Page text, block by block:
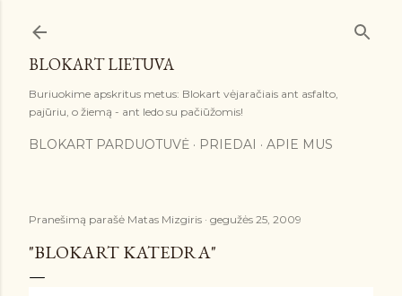
BLOKART LIETUVA
Buriuokime apskritus metus: Blokart vėjaračiais ant asfalto,
pajūriu, o žiemą - ant ledo su pačiūžomis!
BLOKART PARDUOTUVĖ PRIEDAI APIE MUS
Pranešimą parašė Matas Mizgiris gegužės 25, 2009
"BLOKART KATEDRA"